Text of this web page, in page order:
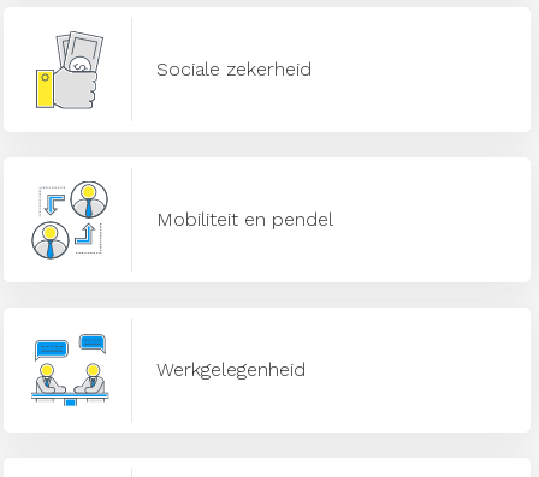
Sociale zekerheid
Mobiliteit en pendel
Werkgelegenheid